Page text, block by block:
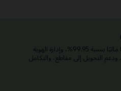
حلنا جاهز للإنتاج، ويقدم توافرًا مدعومًا ماليًا بنسبة 99.95%، وإدارة الهوية
ودعم التحويل إلى مقاطع، والتكامل